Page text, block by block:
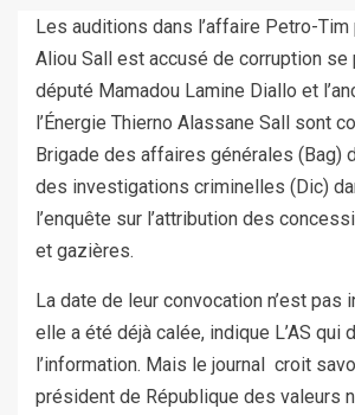
Les auditions dans l’affaire Petro-Tim
Aliou Sall est accusé de corruption se
député Mamadou Lamine Diallo et
l’Énergie Thierno Alassane Sall sont
Brigade des affaires générales (Bag)
des investigations criminelles (Dic)
l’enquête sur l’attribution des
et gazières.
La date de leur convocation n’est pas
elle a été déjà calée, indique L’AS qui
l’information. Mais le journal croit
président de République des valeurs